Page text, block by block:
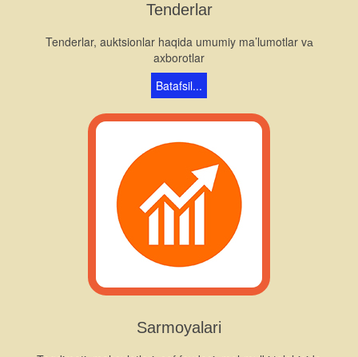
Tenderlar
Tenderlar, auktsionlar haqida umumiy ma’lumotlar vа
axborotlar
Batafsil...
Sarmoyalari